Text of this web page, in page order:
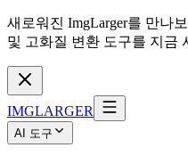
새로워진 ImgLarger를 만나
및 고화질 변환 도구를 지금
IMGLARGER
AI 도구